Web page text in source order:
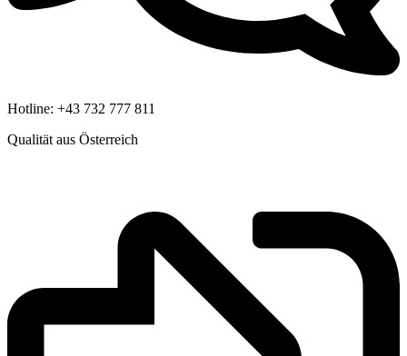
Hotline: +43 732 777 811
Qualität aus Österreich